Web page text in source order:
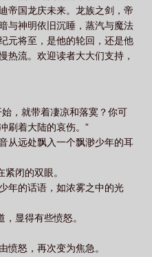
龙族计划 龙族爪机 龙族亚
载 龙族记忆 龙族一百科 龙族
戏 龙族1怎么样 17173龙族 龙
帝国龙庆未来。龙族之剑，帝
与神明依旧沉睡，蒸汽与魔法
元将至，是他的轮回，还是他
热流。欢迎读者大大们支持，
，就带着凄凉和落寞？你可
刷着大陆的哀伤。”
从远处飘入一个飘渺少年的耳
闭的双眼。
年的话语，如浓雾之中的光
显得有些愤怒。
愤怒，再次变为焦急。